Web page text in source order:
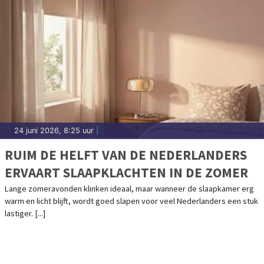
24 juni 2026, 8:25 uur
RUIM DE HELFT VAN DE NEDERLANDERS
ERVAART SLAAPKLACHTEN IN DE ZOMER
Lange zomeravonden klinken ideaal, maar wanneer de slaapkamer erg
warm en licht blijft, wordt goed slapen voor veel Nederlanders een stuk
lastiger. [...]